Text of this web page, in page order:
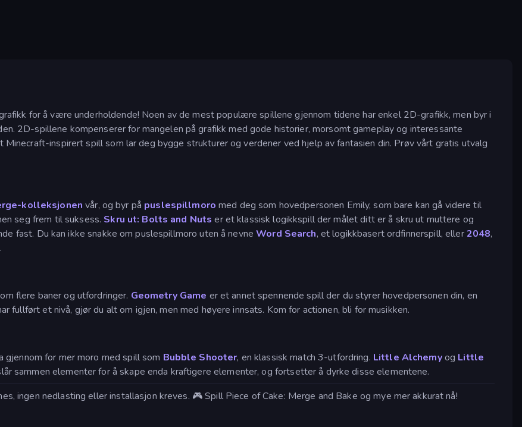
for å være underholdende! Noen av de mest populære spillene gjennom tidene har enkel 2D-grafikk, men byr i
2D-spillene kompenserer for mangelen på grafikk med gode historier, morsomt gameplay og interessante
Minecraft-inspirert spill som lar deg bygge strukturer og verdener ved hjelp av fantasien din. Prøv vårt gratis utvalg
kolleksjonen vår, og byr på puslespillmoro med deg som hovedpersonen Emily, som bare kan gå videre til
seg frem til suksess. Skru ut: Bolts and Nuts er et klassisk logikkspill der målet ditt er å skru ut muttere og
fast. Du kan ikke snakke om puslespillmoro uten å nevneWord Search, et logikkbasert ordfinnerspill, eller2048,
flere baner og utfordringer. Geometry Game er et annet spennende spill der du styrer hovedpersonen din, en
fullført et nivå, gjør du alt om igjen, men med høyere innsats. Kom for actionen, bli for musikken.
gjennom for mer moro med spill som Bubble Shooter, en klassisk match 3-utfordring. Little Alchemyog Little
sammen elementer for å skape enda kraftigere elementer, og fortsetter å dyrke disse elementene.
ingen nedlasting eller installasjon kreves. 🎮 Spill Piece of Cake: Merge and Bake og mye mer akkurat nå!